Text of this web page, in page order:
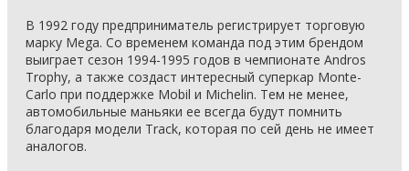
В 1992 году предприниматель регистрирует торговую
марку Mega. Со временем команда под этим брендом
выиграет сезон 1994-1995 годов в чемпионате Andros
Trophy, а также создаст интересный суперкар Monte-
Carlo при поддержке Mobil и Michelin. Тем не менее,
автомобильные маньяки ее всегда будут помнить
благодаря модели Track, которая по сей день не имеет
аналогов.